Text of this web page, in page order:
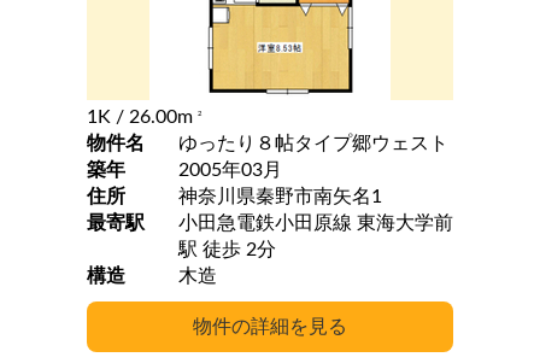
1K / 26.00m 2
物件名
ゆったり８帖タイプ郷ウェスト
築年
2005年03月
住所
神奈川県秦野市南矢名1
最寄駅
小田急電鉄小田原線 東海大学前
駅 徒歩 2分
構造
木造